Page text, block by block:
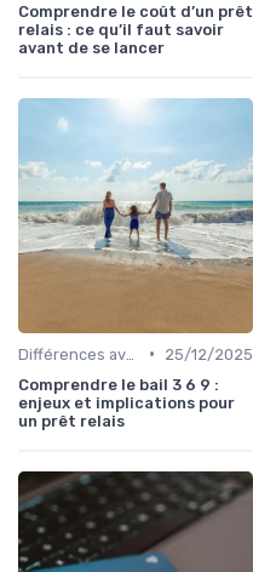
Comprendre le coût d’un prêt
relais : ce qu’il faut savoir
avant de se lancer
•
25/12/2025
Comprendre le bail 3 6 9 :
enjeux et implications pour
un prêt relais